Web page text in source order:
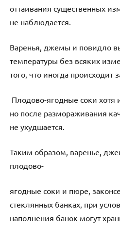
оттаивания существенных
не наблюдается.
Варенья, джемы и повидло
температуры без всяких
того, что иногда происходит
Плодово-ягодные соки хотя
но после размораживания
не ухудшается.
Таким образом, варенье,
плодово-
ягодные соки и пюре,
стеклянных банках, при
наполнения банок могут